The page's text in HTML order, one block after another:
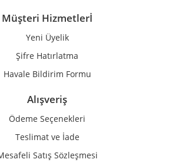
Gönder
Müşteri Hizmetlerİ
Yeni Üyelik
Şifre Hatırlatma
Havale Bildirim Formu
Alışveriş
Ödeme Seçenekleri
Teslimat ve İade
Satış Sözleşmesi